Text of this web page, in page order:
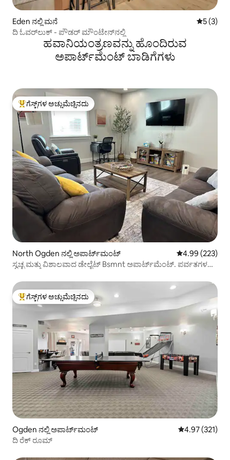
Eden ನಲ್ಲಿ ಮನೆ 5 ರಲ್ಲಿ 5
5 (3)
ದಿ ಓವರ್‌ಲುಕ್ - ಪೌಡರ್ ಮೌಂಟೇನ್‌ನಲ್ಲಿ
ಹವಾನಿಯಂತ್ರಣವನ್ನು ಹೊಂದಿರುವ
ಅಪಾರ್ಟ್‌ಮೆಂಟ್‌ ಬಾಡಿಗೆಗಳು
ಗೆಸ್ಟ್‌ಗಳಿಗೆ ಅತಿ ಹೆಚ್ಚು ಅಚ್ಚುಮೆಚ್ಚಿನದು
ಗೆಸ್ಟ್‌ಗಳ ಅಚ್ಚುಮೆಚ್ಚಿನದು
North Ogden ನಲ್ಲಿ ಅಪಾರ್ಟ್‌ಮಂಟ್ 5 ರಲ್ಲಿ 4.99
4.99 (223)
ಸ್ವಚ್ಛ ಮತ್ತು ವಿಶಾಲವಾದ ಡೇಲೈಟ್ Bsmnt ಅಪಾರ್ಟ್‌ಮೆಂಟ್. ಪರ್ವತಗಳ
ಗೆಸ್ಟ್‌ಗಳಿಗೆ ಅತಿ ಹೆಚ್ಚು ಅಚ್ಚುಮೆಚ್ಚಿನದು
ಗೆಸ್ಟ್‌ಗಳ ಅಚ್ಚುಮೆಚ್ಚಿನದು
Ogden ನಲ್ಲಿ ಅಪಾರ್ಟ್‌ಮಂಟ್ 5 ರಲ್ಲಿ 4.97
4.97 (321)
ದಿ ರೆಕ್ ರೂಮ್